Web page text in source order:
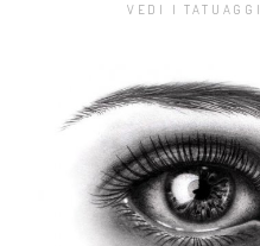
VEDI I TATUAGGI